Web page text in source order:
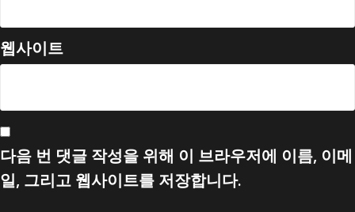
웹사이트
다음 번 댓글 작성을 위해 이 브라우저에 이름, 이메
일, 그리고 웹사이트를 저장합니다.